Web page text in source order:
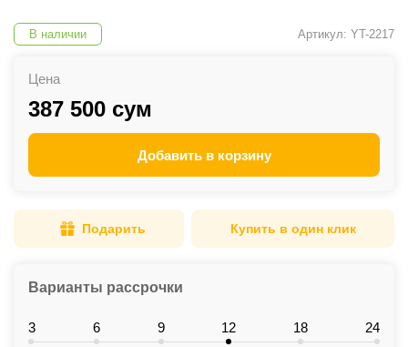
В наличии Артикул: YT-2217
Цена
387 500 сум
Добавить в корзину
Подарить Купить в один клик
Варианты рассрочки
3 6 9 12 18 24